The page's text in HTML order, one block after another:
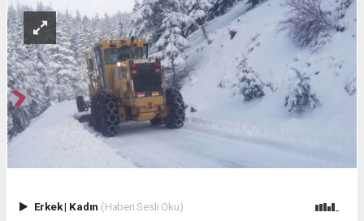
Erkek| Kadın (Haberi Sesli Oku)